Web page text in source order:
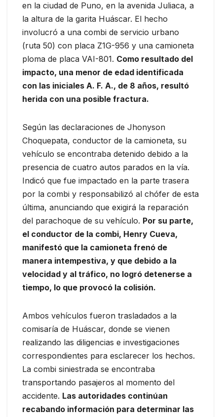
en la ciudad de Puno, en la avenida Juliaca, a
la altura de la garita Huáscar. El hecho
involucró a una combi de servicio urbano
(ruta 50) con placa Z1G-956 y una camioneta
ploma de placa VAI-801. Como resultado del
impacto, una menor de edad identificada
con las iniciales A. F. A., de 8 años, resultó
herida con una posible fractura.
Según las declaraciones de Jhonyson
Choquepata, conductor de la camioneta, su
vehículo se encontraba detenido debido a la
presencia de cuatro autos parados en la vía.
Indicó que fue impactado en la parte trasera
por la combi y responsabilizó al chófer de esta
última, anunciando que exigirá la reparación
del parachoque de su vehículo. Por su parte,
el conductor de la combi, Henry Cueva,
manifestó que la camioneta frenó de
manera intempestiva, y que debido a la
velocidad y al tráfico, no logró detenerse a
tiempo, lo que provocó la colisión.
Ambos vehículos fueron trasladados a la
comisaría de Huáscar, donde se vienen
realizando las diligencias e investigaciones
correspondientes para esclarecer los hechos.
La combi siniestrada se encontraba
transportando pasajeros al momento del
accidente. Las autoridades continúan
recabando información para determinar las